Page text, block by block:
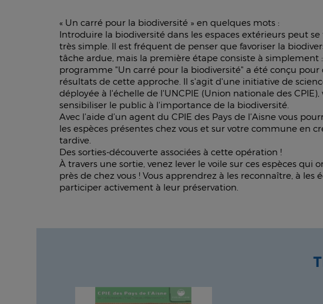
« Un carré pour la biodiversité » en quelques mots :
Introduire la biodiversité dans les espaces extérieurs peut
très simple. Il est fréquent de penser que favoriser la
tâche ardue, mais la première étape consiste à simplement
programme "Un carré pour la biodiversité" a été conçu
résultats de cette approche. Il s'agit d'une initiative de
déployée à l'échelle de l'UNCPIE (Union nationale des CPIE),
sensibiliser le public à l'importance de la biodiversité.
Avec l’aide d’un agent du CPIE des Pays de l’Aisne vous
les espèces présentes chez vous et sur votre commune en
tardive.
Des sorties-découverte associées à cette opération !
À travers une sortie, venez lever le voile sur ces espèces qui
près de chez vous ! Vous apprendrez à les reconnaître, à les
participer activement à leur préservation.